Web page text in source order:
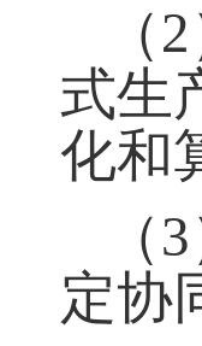
（
式生
化和
（
定协